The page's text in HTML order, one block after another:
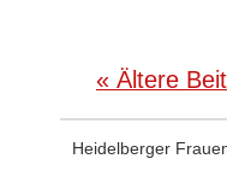
« Ältere
Heidelberger